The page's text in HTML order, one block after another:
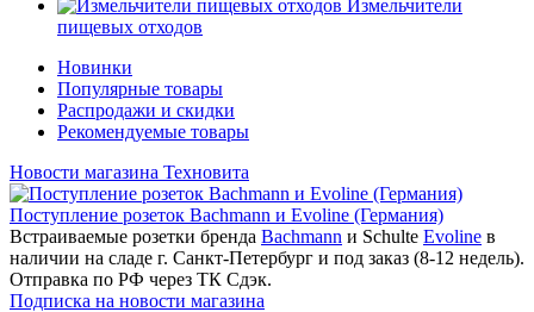
Измельчители
пищевых отходов
Новинки
Популярные товары
Распродажи и скидки
Рекомендуемые товары
Новости магазина Техновита
Поступление розеток Bachmann и Evoline (Германия)
Встраиваемые розетки бренда Bachmann и Schulte Evoline в
наличии на сладе г. Санкт-Петербург и под заказ (8-12 недель).
Отправка по РФ через ТК Сдэк.
Подписка на новости магазина